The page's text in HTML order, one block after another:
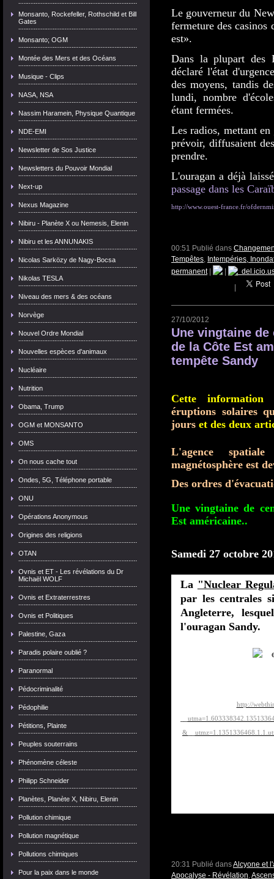
Monsanto, Rockefeller, Rothschild et Bill
Gates
Monsanto; OGM
Montée des Mers et des Océans
Musique - Clips
NASA, NSA
Nassim Haramein, Physique Quantique
NDE-EMI
Newsletter de Sos Justice
Newsletters du Pouvoir Mondial
Next-up
Nexus Magazine
Nibiru - Planète X ou Nemesis, Elenin
Nibiru et les ANNUNAKIS
Nicolas Sarközy de Nagy-Bocsa
Nikolas TESLA
Niveau des mers & des océans
Norvège
Nouvel Ordre Mondial
Nouvelles espèces d'animaux
Nucléaire
Nutrition
Obama, Trump
OGM et MONSANTO
OMS
On nous cache tout
Ondes, 5G, Téléphone portable
ONU
Opérations Anonymous
Origines des religions
OTAN
Ovnis et ET - Les révélations du Dr
Michaël WOLF
Ovnis et Extraterrestres
Ovnis et Politiques
Palestine, Gaza
Paradis polaire oublié ?
Paranormal
Pédocriminalité
Pédophilie
Pétitions, Plainte
Peuples souterrains
Phénomène céleste
Philipp Schneider
Planètes, Planète X, Nibiru, Elenin
Pollution chimique
Pollution magnétique
Pollutions chimiques
Pour la paix dans le monde
Le gouverneur du
fermeture des
est».
Dans la plupart des
déclaré l'état
des moyens, tandis
lundi, nombre
étant fermées.
Les radios, mettant
prévoir, diffusaient
prendre.
L'ouragan a déjà
passage dans les
http://www.ouest-france.fr/
00:51 Publié dans
Tempêtes, Intempéries,
permanent|
27/10/2012
Une vingtaine
de la Côte Est
tempête Sandy
Cette
éruptions solaires
jours et des deux
L'agence
magnétosphère est
Des ordres
Une vingtaine de
Est américaine..
Samedi 27 octobre
La "Nuclear
par les centrales
Angleterre,
l'ouragan Sandy.
http://
20:31 Publié dansAlcyone et
Apocalyse - Révélation,